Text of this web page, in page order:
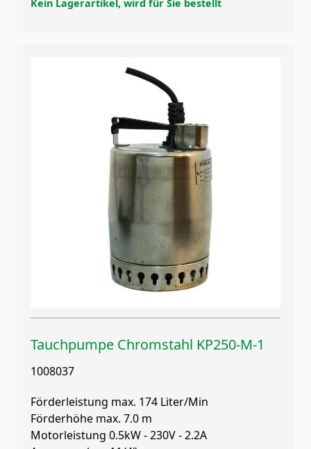
Kein Lagerartikel, wird für Sie bestellt
Tauchpumpe Chromstahl KP250-M-1
1008037
Förderleistung max. 174 Liter/Min
Förderhöhe max. 7.0 m
Motorleistung 0.5kW - 230V - 2.2A